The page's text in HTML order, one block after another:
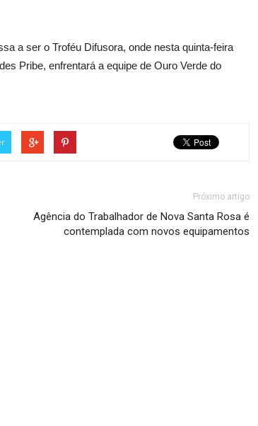
a ser o Troféu Difusora, onde nesta quinta-feira
Pribe, enfrentará a equipe de Ouro Verde do
Próximo artigo
Agência do Trabalhador de Nova Santa Rosa é
contemplada com novos equipamentos